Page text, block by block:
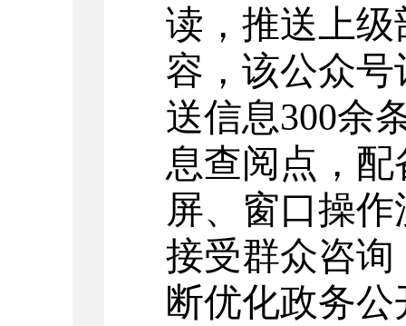
读，推送上
容，该公众
送信息300余
息查阅点，
屏、窗口操作
接受群众咨
断优化政务